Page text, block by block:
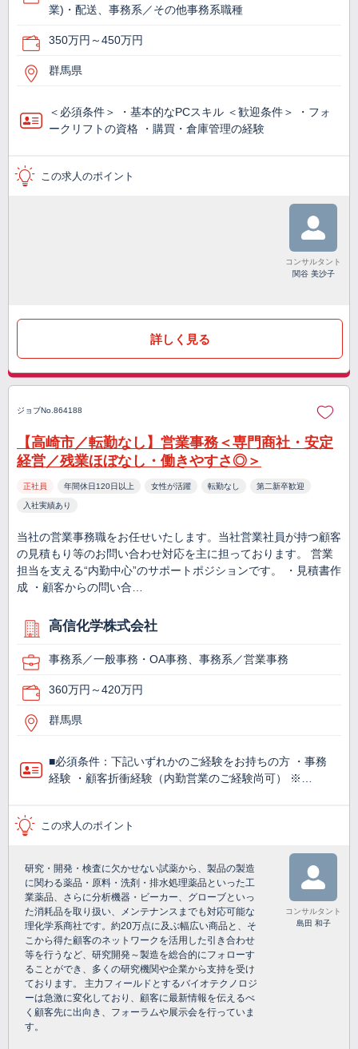
業)・配送、事務系／その他事務系職種
350万円～450万円
群馬県
＜必須条件＞ ・基本的なPCスキル ＜歓迎条件＞ ・フォ
ークリフトの資格 ・購買・倉庫管理の経験
この求人のポイント
コンサルタント
関谷 美沙子
詳しく見る
ジョブNo.864188
【高崎市／転勤なし】営業事務＜専門商社・安定
経営／残業ほぼなし・働きやすさ◎＞
正社員 年間休日120日以上 女性が活躍 転勤なし 第二新卒歓迎
入社実績あり
当社の営業事務職をお任せいたします。当社営業社員が持つ顧客
の見積もり等のお問い合わせ対応を主に担っております。 営業
担当を支える“内勤中心”のサポートポジションです。 ・見積書作
成 ・顧客からの問い合…
高信化学株式会社
事務系／一般事務・OA事務、事務系／営業事務
360万円～420万円
群馬県
■必須条件：下記いずれかのご経験をお持ちの方 ・事務
経験 ・顧客折衝経験（内勤営業のご経験尚可） ※…
この求人のポイント
研究・開発・検査に欠かせない試薬から、製品の製造
に関わる薬品・原料・洗剤・排水処理薬品といった工
業薬品、さらに分析機器・ビーカー、グローブといっ
た消耗品を取り扱い、メンテナンスまでも対応可能な
理化学系商社です。約20万点に及ぶ幅広い商品と、そ
こから得た顧客のネットワークを活用した引き合わせ
等を行うなど、研究開発～製造を総合的にフォローす
ることができ、多くの研究機関や企業から支持を受け
ております。 主力フィールドとするバイオテクノロジ
ーは急激に変化しており、顧客に最新情報を伝えるべ
く顧客先に出向き、フォーラムや展示会を行っていま
す。
コンサルタント
島田 和子